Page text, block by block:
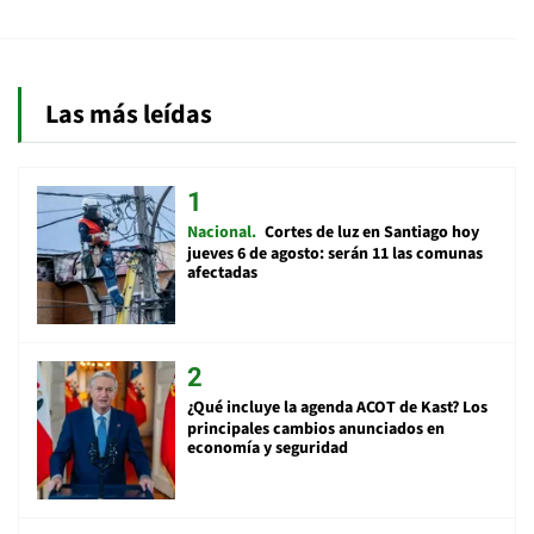
Las más leídas
Nacional Cortes de luz en Santiago hoy
jueves 6 de agosto: serán 11 las comunas
afectadas
¿Qué incluye la agenda ACOT de Kast? Los
principales cambios anunciados en
economía y seguridad